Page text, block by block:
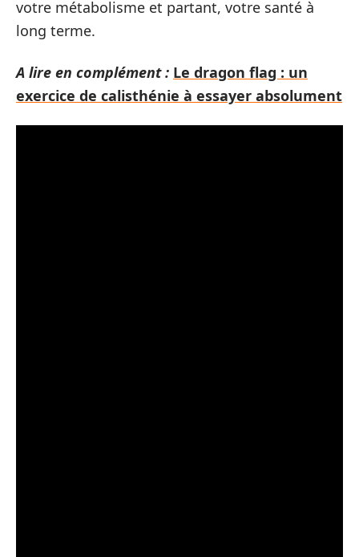
votre métabolisme et partant, votre santé à
long terme.
A lire en complément : Le dragon flag : un
exercice de calisthénie à essayer absolument